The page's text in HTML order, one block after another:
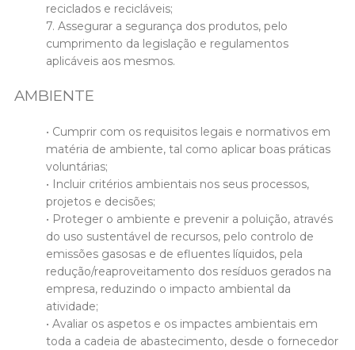
reciclados e recicláveis;
7. Assegurar a segurança dos produtos, pelo
cumprimento da legislação e regulamentos
aplicáveis aos mesmos.
AMBIENTE
• Cumprir com os requisitos legais e normativos em
matéria de ambiente, tal como aplicar boas práticas
voluntárias;
• Incluir critérios ambientais nos seus processos,
projetos e decisões;
• Proteger o ambiente e prevenir a poluição, através
do uso sustentável de recursos, pelo controlo de
emissões gasosas e de efluentes líquidos, pela
redução/reaproveitamento dos resíduos gerados na
empresa, reduzindo o impacto ambiental da
atividade;
• Avaliar os aspetos e os impactes ambientais em
toda a cadeia de abastecimento, desde o fornecedor